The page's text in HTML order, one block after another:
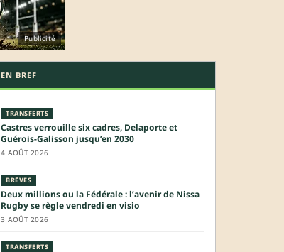
Publicité
EN BREF
TRANSFERTS
Castres verrouille six cadres, Delaporte et
Guérois-Galisson jusqu’en 2030
4 AOÛT 2026
BRÈVES
Deux millions ou la Fédérale : l’avenir de Nissa
Rugby se règle vendredi en visio
3 AOÛT 2026
TRANSFERTS